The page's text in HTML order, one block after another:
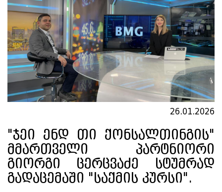
26.01.2026
"ჯეი ენდ თი ქონსალთინგის"
მმართველი პარტნიორი
გიორგი ცერცვაძე სტუმრად
გადაცემაში "საქმის კურსი".